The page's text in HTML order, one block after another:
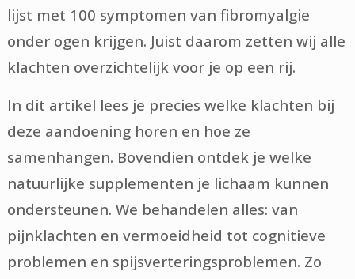
lijst met 100 symptomen van fibromyalgie
onder ogen krijgen. Juist daarom zetten wij alle
klachten overzichtelijk voor je op een rij.
In dit artikel lees je precies welke klachten bij
deze aandoening horen en hoe ze
samenhangen. Bovendien ontdek je welke
natuurlijke supplementen je lichaam kunnen
ondersteunen. We behandelen alles: van
pijnklachten en vermoeidheid tot cognitieve
problemen en spijsverteringsproblemen. Zo